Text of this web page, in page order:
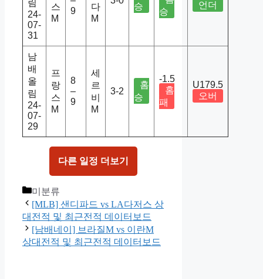
림
24-
07-
31
스
M
9
다
M
승
승
언더
남
배
올
림
24-
07-
29
프
랑
스
M
8
–
9
세
르
비
M
3-2
홈
승
-1.5
홈
패
U179.5
오버
다른 일정 더보기
Categories
미분류
[MLB] 샌디파드 vs LA다저스 상
대전적 및 최근전적 데이터보드
[남배네이] 브라질M vs 이란M
상대전적 및 최근전적 데이터보드